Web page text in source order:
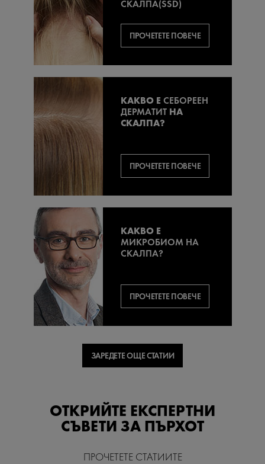
СКАЛПА(SSD)
ПРОЧЕТЕТЕ ПОВЕЧЕ
КАКВО Е СЕБОРЕЕН
ДЕРМАТИТ НА
СКАЛПА?
ПРОЧЕТЕТЕ ПОВЕЧЕ
КАКВО Е
МИКРОБИОМ НА
СКАЛПА?
ПРОЧЕТЕТЕ ПОВЕЧЕ
ЗАРЕДЕТЕ ОЩЕ СТАТИИ
ОТКРИЙТЕ ЕКСПЕРТНИ
СЪВЕТИ ЗА ПЪРХОТ
ПРОЧЕТЕТЕ СТАТИИТЕ